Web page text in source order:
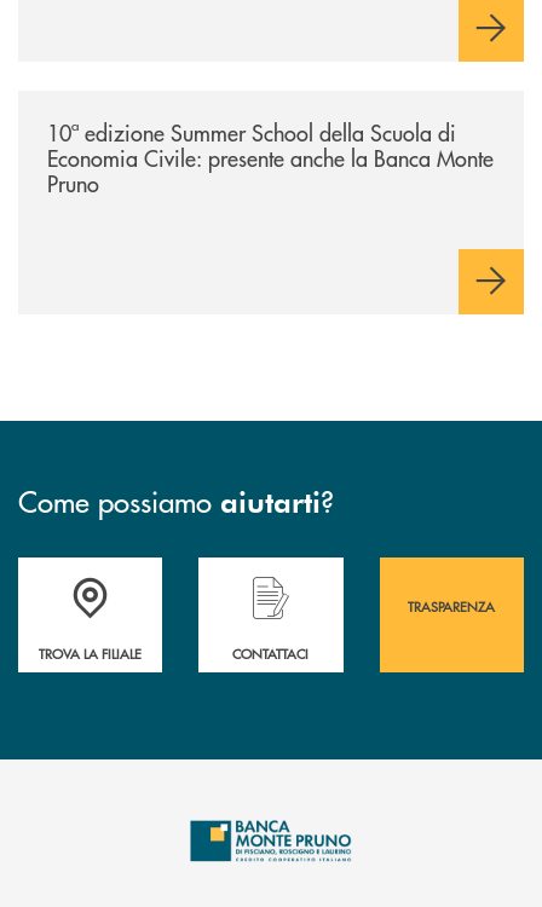
10ª edizione Summer School della Scuola di
Economia Civile: presente anche la Banca Monte
Pruno
Come possiamo aiutarti?
Accedi all' elenco completo&nbsp; delle&nbsp; filiali&nbsp; di Banca
TROVA LA FILIALE
Hai bisogno di assistenza immediata?
CONTATTACI
TRASPARENZA